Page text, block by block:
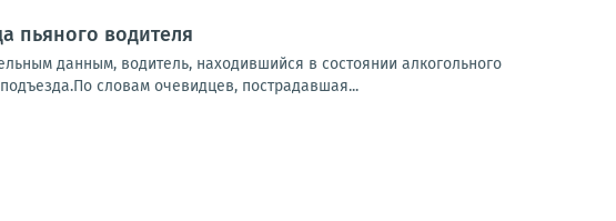
пьяного водителя
данным, водитель, находившийся в состоянии алкогольного
словам очевидцев, пострадавшая...